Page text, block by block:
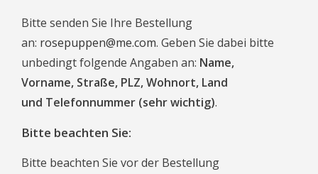
Bitte senden Sie Ihre Bestellung
an: rosepuppen@me.com. Geben Sie dabei bitte
unbedingt folgende Angaben an: Name,
Vorname, Straße, PLZ, Wohnort, Land
und Telefonnummer (sehr wichtig).
Bitte beachten Sie:
Bitte beachten Sie vor der Bestellung